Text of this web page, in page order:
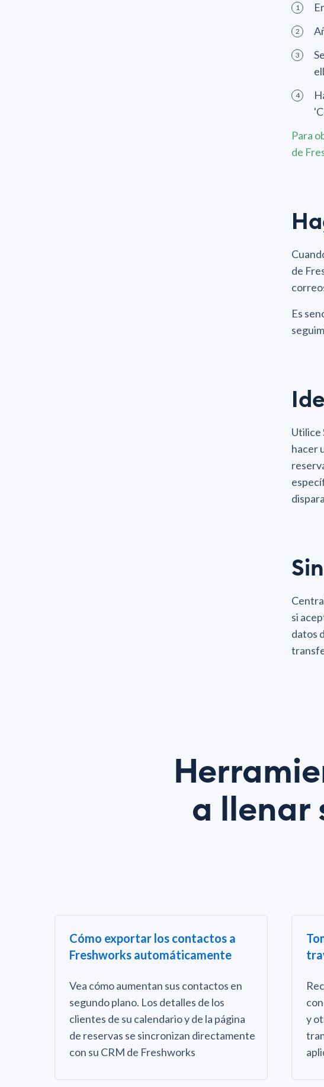
Para
de
de
Es
Utilice
hacer
dispara
si
datos
a llenar
Cómo exportar los contactos a
Freshworks automáticamente
Vea cómo aumentan sus contactos en
segundo plano. Los detalles de los
clientes de su calendario y de la página
de reservas se sincronizan directamente
con su CRM de Freshworks
y